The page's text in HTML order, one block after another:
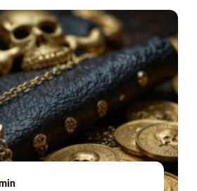
blir butiken tydlig,